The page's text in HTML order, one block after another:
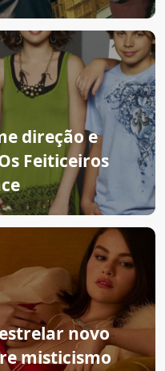
direção e
Feiticeiros
novo
misticismo